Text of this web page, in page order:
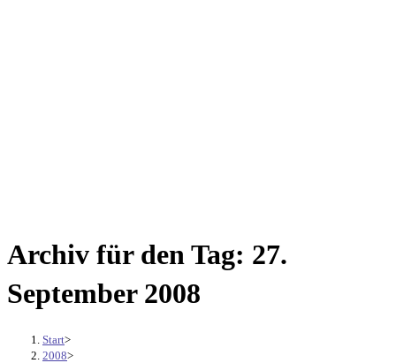
Archiv für den Tag: 27.
September 2008
Start>
2008>